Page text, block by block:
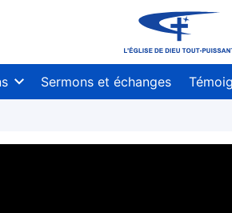
Sermons et échanges